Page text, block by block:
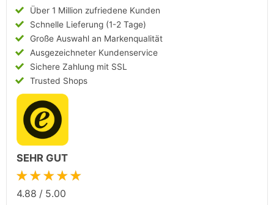
Über 1 Million zufriedene Kunden
Schnelle Lieferung (1-2 Tage)
Große Auswahl an Markenqualität
Ausgezeichneter Kundenservice
Sichere Zahlung mit SSL
Trusted Shops
SEHR GUT
★★★★★
4.88 / 5.00